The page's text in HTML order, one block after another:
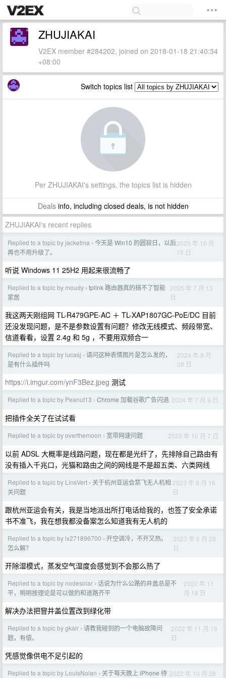
ZHUJIAKAI
V2EX member #284202, joined on 2018-01-18 21:40:34
+08:00
Switch topics list
Per ZHUJIAKAI's settings, the topics list is hidden
Dealsinfo, including closed deals, is not hidden
ZHUJIAKAI's recent replies
Replied to a topic by jacketma › 今天是 Win10 的圆寂日，以后
再也不用升级了。
2025 年 10 月
15 日
听说 Windows 11 25H2 用起来很流畅了
Replied to a topic by moudy › tplink 路由器真的搞不了智能
家居
2025 年 7 月 13
日
我这两天刚组网 TL-R479GPE-AC ＋ TL-XAP1807GC-PoE/DC 目前
还没发现问题，是不是参数设置有问题？修改无线模式、频段带宽、
信道看看，设置 2.4g 和 5g ，不要用双频合一
Replied to a topic by lucasj › 请问这种表情图片是怎么发的，
是有什么插件吗
2024 年 8 月
28 日
https://i.imgur.com/ynF3Bez.jpeg 测试
Replied to a topic by Peanut13 › Chrome 加载谷歌广告闪退 2024 年 7 月 9 日
把插件全关了在试试看
Replied to a topic by overthemoon › 宽带网速问题 2023 年 10 月 7 日
以前 ADSL 大概率是线路问题，现在都是光纤了，先排除自己路由有
没有插入千兆口，光猫和路由之间的网线是不是超五类、六类网线
Replied to a topic by LinsVert › 关于杭州亚运会禁飞无人机相
关问题
2023 年 9 月 16
日
跟杭州亚运会有关，我是当地派出所打电话给我的，也签了安全承诺
书不准飞，我在想我都没备案怎么知道我有无人机的
Replied to a topic by lx271896700 › 开空调冷，不开又热。
怎么解？
2023 年 6 月 28
日
开除湿模式，蒸发空气湿度会感觉到不会那么热了
Replied to a topic by nodesolar › 话说为什么公路的井盖总是不
平，明明按理论是可以做的和道路齐平
2022 年 11
月 18 日
解决办法把窨井盖位置改到绿化带
Replied to a topic by gkair › 请教我碰到的一个电脑故障问
题，有偿。
2022 年 11 月 18
日
凭感觉像供电不足引起的
Replied to a topic by LouisNolan › 关于每天晚上 iPhone 待 2022 年 10 月 28